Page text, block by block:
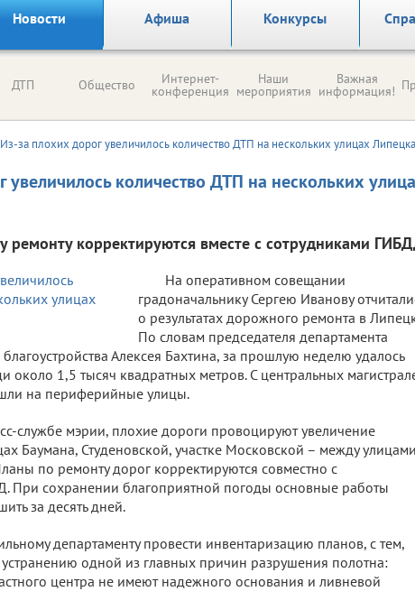
Новости Афиша Конкурсы
ДТП Общество Интернет-
конференция
Наши
мероприятия
Важная
информация!
Из-за плохих дорог увеличилось количество ДТП на нескольких улицах Липецка
увеличилось количество ДТП на нескольких
корректируются вместе с сотрудниками
На оперативном совещании
градоначальнику Сергею Иванову
о результатах дорожного ремонта в
По словам председателя департамента
Алексея Бахтина, за прошлую неделю удалось
около 1,5 тысяч квадратных метров. С центральных
на периферийные улицы.
службе мэрии, плохие дороги провоцируют увеличение
Баумана, Студеновской, участке Московской – между улицами
по ремонту дорог корректируются совместно с
При сохранении благоприятной погоды основные работы
за десять дней.
департаменту провести инвентаризацию планов, с тем,
устранению одной из главных причин разрушения полотна:
центра не имеют надежного основания и ливневой